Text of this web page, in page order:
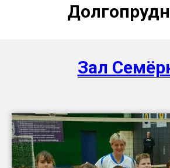
Зал